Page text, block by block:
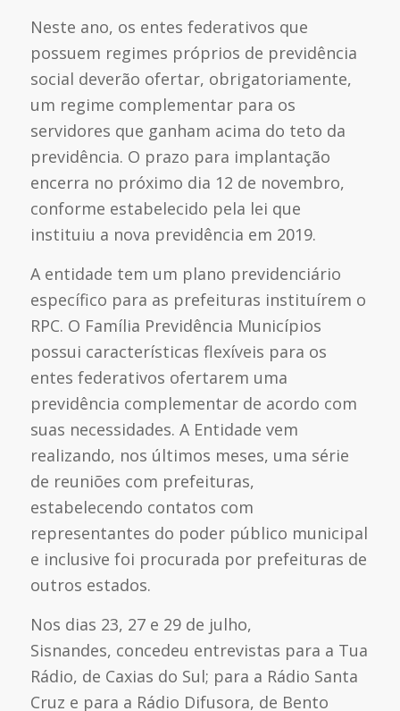
Neste ano, os entes federativos que
possuem regimes próprios de previdência
social deverão ofertar, obrigatoriamente,
um regime complementar para os
servidores que ganham acima do teto da
previdência. O prazo para implantação
encerra no próximo dia 12 de novembro,
conforme estabelecido pela lei que
instituiu a nova previdência em 2019.
A entidade tem um plano previdenciário
específico para as prefeituras instituírem o
RPC. O Família Previdência Municípios
possui características flexíveis para os
entes federativos ofertarem uma
previdência complementar de acordo com
suas necessidades. A Entidade vem
realizando, nos últimos meses, uma série
de reuniões com prefeituras,
estabelecendo contatos com
representantes do poder público municipal
e inclusive foi procurada por prefeituras de
outros estados.
Nos dias 23, 27 e 29 de julho,
Sisnandes, concedeu entrevistas para a Tua
Rádio, de Caxias do Sul; para a Rádio Santa
Cruz e para a Rádio Difusora, de Bento